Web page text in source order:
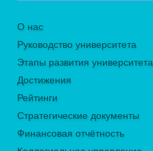
О нас
Руководство университета
Этапы развития университета
Достижения
Рейтинги
Стратегические документы
Финансовая отчётность